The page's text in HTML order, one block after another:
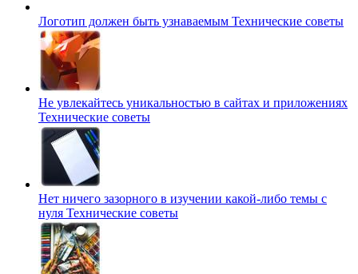
Логотип должен быть узнаваемым Технические советы
Не увлекайтесь уникальностью в сайтах и приложениях
Технические советы
Нет ничего зазорного в изучении какой-либо темы с
нуля Технические советы